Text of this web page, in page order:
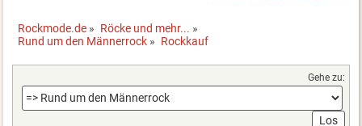
Rockmode.de » Röcke und mehr... »
Rund um den Männerrock » Rockkauf
Gehe zu: